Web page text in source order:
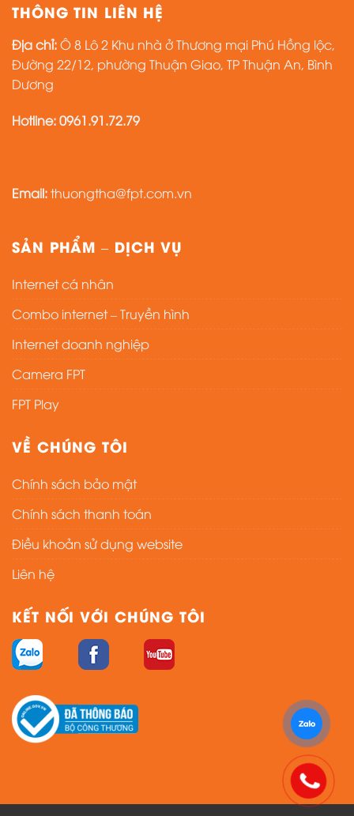
THÔNG TIN LIÊN HỆ
Địa chỉ:Ô 8 Lô 2 Khu nhà ở Thương mại Phú Hồng lộc,
Đường 22/12, phường Thuận Giao, TP Thuận An, Bình
Dương
Hotline:0961.91.72.79
Email:thuongtha@fpt.com.vn
SẢN PHẨM – DỊCH VỤ
Internet cá nhân
Combo internet – Truyền hình
Internet doanh nghiệp
Camera FPT
FPT Play
VỀ CHÚNG TÔI
Chính sách bảo mật
Chính sách thanh toán
Điều khoản sử dụng website
Liên hệ
KẾT NỐI VỚI CHÚNG TÔI